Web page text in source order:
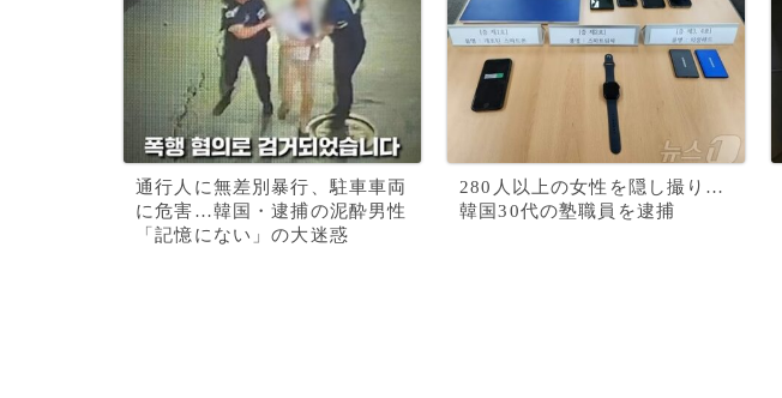
通行人に無差別暴行、駐車車両
に危害…韓国・逮捕の泥酔男性
「記憶にない」の大迷惑
280人以上の女性を隠し撮り…
韓国30代の塾職員を逮捕